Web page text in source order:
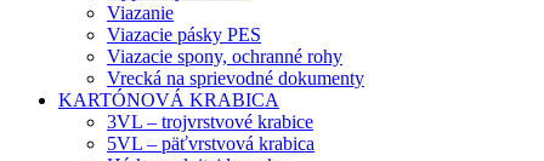
Viazanie
Viazacie pásky PES
Viazacie spony, ochranné rohy
Vrecká na sprievodné dokumenty
KARTÓNOVÁ KRABICA
3VL – trojvrstvové krabice
5VL – päťvrstvová krabica